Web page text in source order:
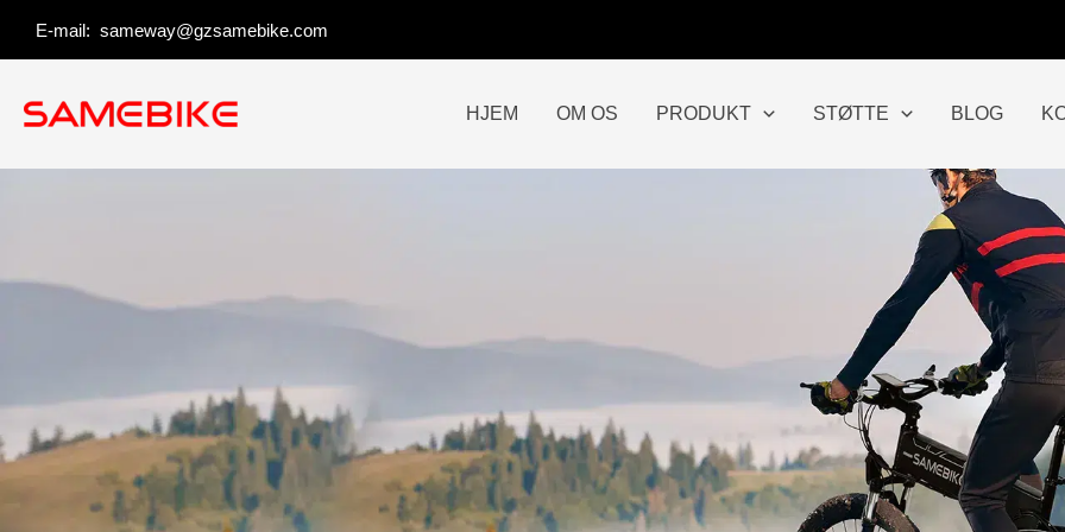
E-mail: sameway@gzsamebike.com
HJEM OM OS PRODUKT STØTTE BLOG